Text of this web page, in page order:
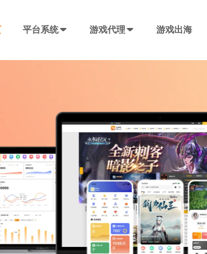
平台系统
本快速搭建，一键分发
发行版
强，低门槛融入下级SDK
后台
分成，多等级权限
端后台
管理，数据可视化
全新版本，功能自定义
游戏联运SDK
登录注册、充值、防沉
海外联运SDK
多语言、海外充值通道...
游戏SDK定制
需求定制，打造不一样
游戏代理
厂商入驻
联系电话：400-869-9305
游戏出海
化运营，提升产品黏性
圈子系统
区氛围，维护玩家情感
时通讯系统
支持文字、图片、短视频等
网络推广，聊天营销必
短视频工具包
短视频营销必备工具，
广告转化追踪
转化追踪的基础上增加
三方短信接口
用于对接第三方短信接口